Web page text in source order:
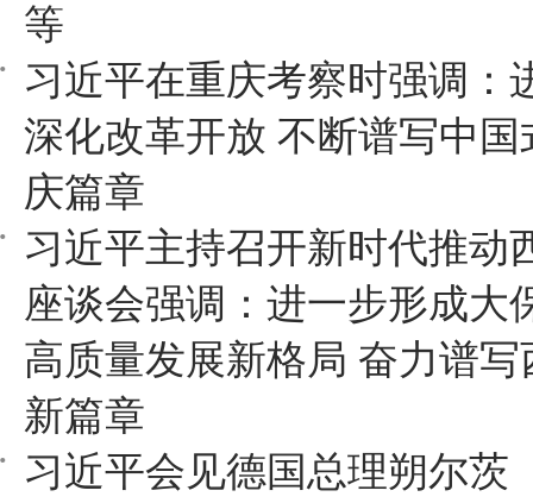
等
习近平在重庆考察时强调：
深化改革开放 不断谱写中国
庆篇章
习近平主持召开新时代推动
座谈会强调：进一步形成大
高质量发展新格局 奋力谱
新篇章
习近平会见德国总理朔尔茨